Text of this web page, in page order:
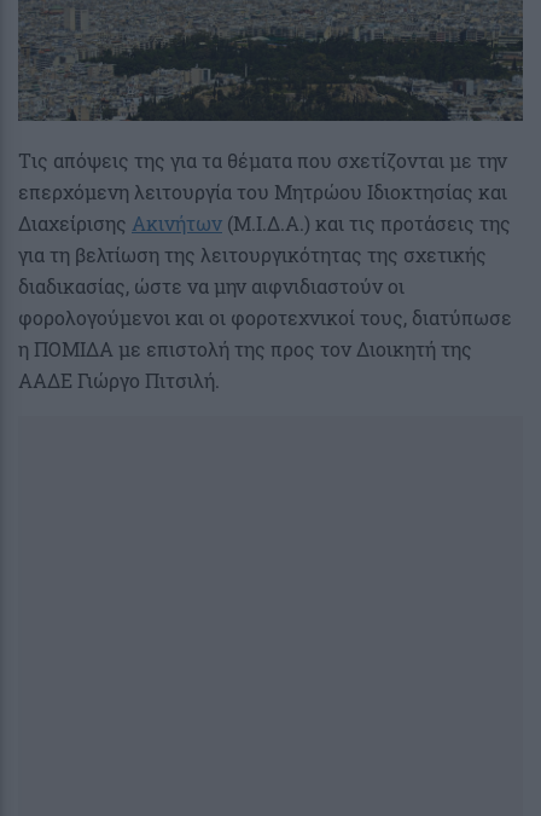
Tις απόψεις της για τα θέματα που σχετίζονται με την
επερχόμενη λειτουργία του Μητρώου Ιδιοκτησίας και
Διαχείρισης Ακινήτων (Μ.Ι.Δ.Α.) και τις προτάσεις της
για τη βελτίωση της λειτουργικότητας της σχετικής
διαδικασίας, ώστε να μην αιφνιδιαστούν οι
φορολογούμενοι και οι φοροτεχνικοί τους, διατύπωσε
η ΠΟΜΙΔΑ με επιστολή της προς τον Διοικητή της
ΑΑΔΕ Γιώργο Πιτσιλή.